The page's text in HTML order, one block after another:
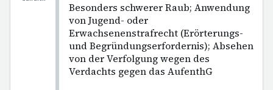
Besonders schwerer Raub; Anwendung
von Jugend- oder
Erwachsenenstrafrecht (Erörterungs-
und Begründungserfordernis); Absehen
von der Verfolgung wegen des
Verdachts gegen das AufenthG